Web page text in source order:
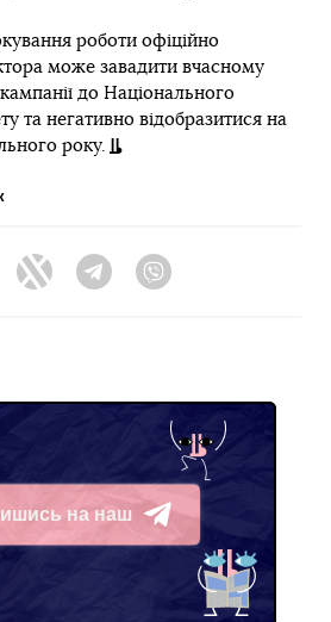
роботи офіційно
може завадити вчасному
до Національного
та негативно відобразитися на
року.
FacebookTwitter Telegram
на наш